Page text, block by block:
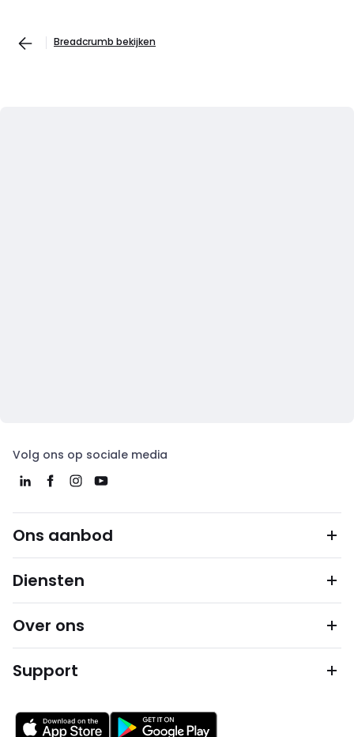
Breadcrumb bekijken
Volg ons op sociale media
Ons aanbod
Diensten
Over ons
Support